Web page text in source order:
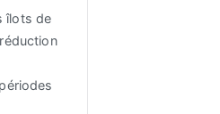
îlots de